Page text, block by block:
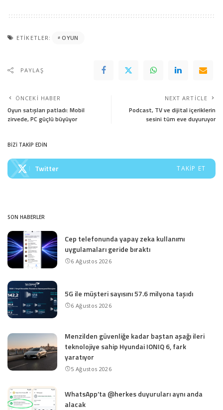
ETIKETLER: OYUN
PAYLAŞ
ÖNCEKI HABER
Oyun satışları patladı: Mobil
zirvede, PC güçlü büyüyor
NEXT ARTICLE
Podcast, TV ve dijital içeriklerin
sesini tüm eve duyuruyor
BİZİ TAKİP EDİN
Twitter TAKIP ET
SON HABERLER
Cep telefonunda yapay zeka kullanımı
uygulamaları geride bıraktı
6 Ağustos 2026
5G ile müşteri sayısını 57.6 milyona taşıdı
6 Ağustos 2026
Menzilden güvenliğe kadar baştan aşağı ileri
teknolojiye sahip Hyundai IONIQ 6, fark
yaratıyor
5 Ağustos 2026
WhatsApp’ta @herkes duyuruları aynı anda
alacak